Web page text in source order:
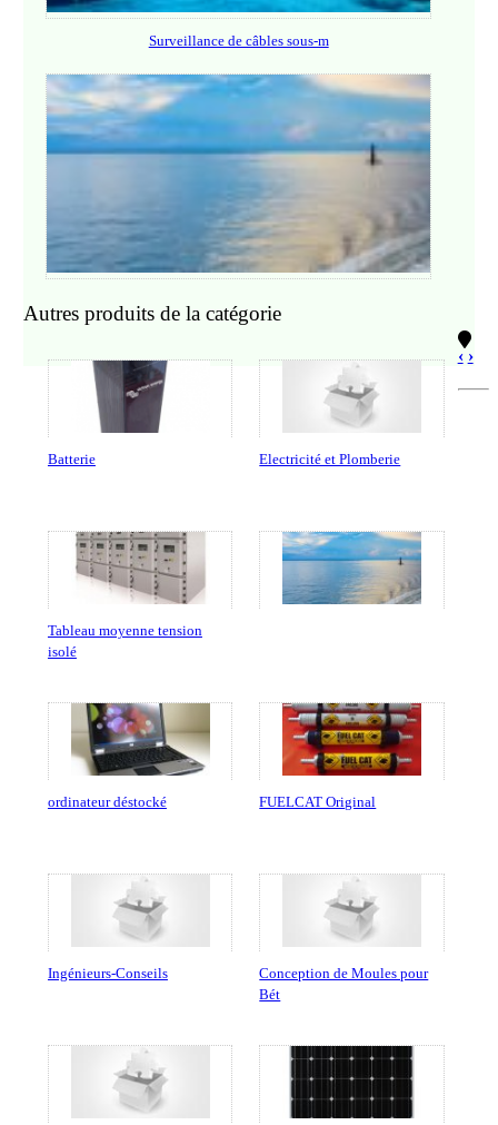
Surveillance de câbles sous-m
Autres produits de la catégorie
Batterie Electricité et Plomberie
Tableau moyenne tension
isolé
ordinateur déstocké FUELCAT Original
Ingénieurs-Conseils
Conception de Moules pour
Bét
‹ ›